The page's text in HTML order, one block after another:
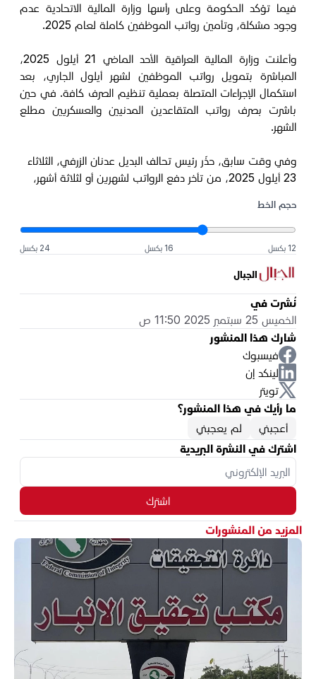
فيما تؤكد الحكومة وعلى رأسها وزارة المالية الاتحادية عدم
وجود مشكلة، وتأمين رواتب الموظفين كاملة لعام 2025.
وأعلنت وزارة المالية العراقية الأحد الماضي 21 أيلول 2025،
المباشرة بتمويل رواتب الموظفين لشهر أيلول الجاري، بعد
استكمال الإجراءات المتصلة بعملية تنظيم الصرف كافة. في حين
باشرت بصرف رواتب المتقاعدين المدنيين والعسكريين مطلع
الشهر.
وفي وقت سابق، حذّر رئيس تحالف البديل عدنان الزرفي، الثلاثاء
23 أيلول 2025، من تأخر دفع الرواتب لشهرين أو لثلاثة أشهر،
حجم الخط
12 بكسل 16 بكسل 24 بكسل
الجبال
نُشرت في
الخميس 25 سبتمبر 2025 11:50 ص
شارك هذا المنشور
فيسبوك
لينكد إن
تويتر
ما رأيك في هذا المنشور؟
أعجبني
لم يعجبني
اشترك في النشرة البريدية
اشترك
المزيد من المنشورات